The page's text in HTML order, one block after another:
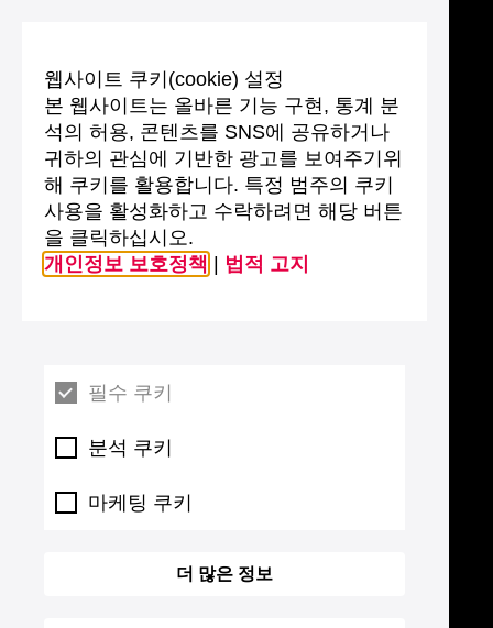
웹사이트 쿠키(cookie) 설정
본 웹사이트는 올바른 기능 구현, 통계 분
석의 허용, 콘텐츠를 SNS에 공유하거나
귀하의 관심에 기반한 광고를 보여주기위
해 쿠키를 활용합니다. 특정 범주의 쿠키
사용을 활성화하고 수락하려면 해당 버튼
을 클릭하십시오.
개인정보 보호정책
법적 고지
필수 쿠키
분석 쿠키
마케팅 쿠키
더 많은 정보